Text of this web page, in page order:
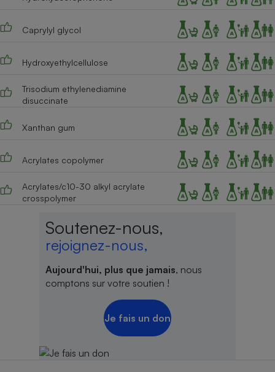
Caprylyl glycol
Hydroxyethylcellulose
Trisodium ethylenediamine
disuccinate
Xanthan gum
Acrylates copolymer
Acrylates/c10-30 alkyl acrylate
crosspolymer
Soutenez-nous,
rejoignez-nous,
Aujourd'hui, plus que jamais, nous
comptons sur votre soutien !
Je fais un don